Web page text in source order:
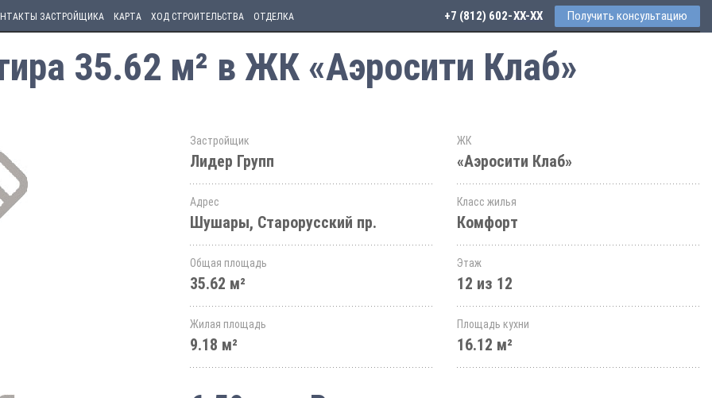
ЗАСТРОЙЩИКА КАРТА ХОД СТРОИТЕЛЬСТВА ОТДЕЛКА +7 (812) 602-44-77 Получить консультацию
35.62 м² в ЖК «Аэросити Клаб»
Застройщик
Лидер Групп
ЖК
«Аэросити Клаб»
Адрес
Шушары, Старорусский пр.
Класс жилья
Комфорт
Общая площадь
35.62 м²
Этаж
12 из 12
Жилая площадь
9.18 м²
Площадь кухни
16.12 м²